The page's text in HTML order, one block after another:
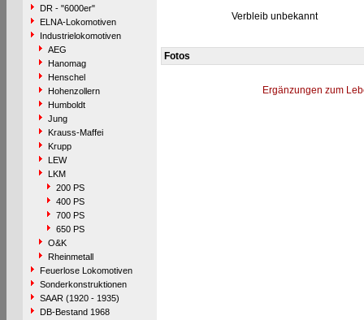
DR - "6000er"
ELNA-Lokomotiven
Industrielokomotiven
AEG
Hanomag
Henschel
Hohenzollern
Humboldt
Jung
Krauss-Maffei
Krupp
LEW
LKM
200 PS
400 PS
700 PS
650 PS
O&K
Rheinmetall
Feuerlose Lokomotiven
Sonderkonstruktionen
SAAR (1920 - 1935)
DB-Bestand 1968
Verbleib unbekannt
Fotos
Ergänzungen zum